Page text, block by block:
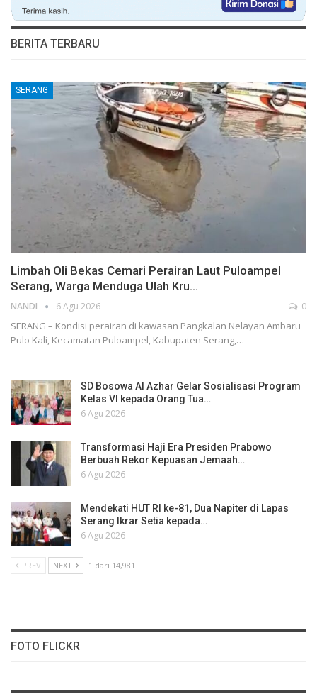
BERITA TERBARU
SERANG
Limbah Oli Bekas Cemari Perairan Laut Puloampel
Serang, Warga Menduga Ulah Kru…
NANDI 6 Agu 2026 0
SERANG – Kondisi perairan di kawasan Pangkalan Nelayan Ambaru
Pulo Kali, Kecamatan Puloampel, Kabupaten Serang,…
SD Bosowa Al Azhar Gelar Sosialisasi Program
Kelas VI kepada Orang Tua…
6 Agu 2026
Transformasi Haji Era Presiden Prabowo
Berbuah Rekor Kepuasan Jemaah…
6 Agu 2026
Mendekati HUT RI ke-81, Dua Napiter di Lapas
Serang Ikrar Setia kepada…
6 Agu 2026
PREV NEXT 1 dari 14,981
FOTO FLICKR